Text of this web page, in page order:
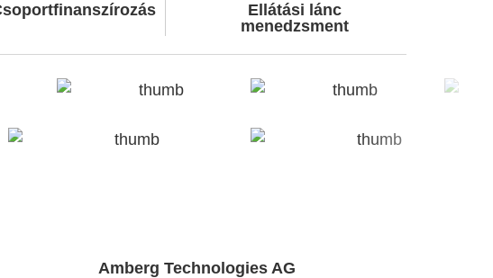
Ellátási lánc
menedzsment
Amberg Technologies AG